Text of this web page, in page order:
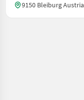
9150 Bleiburg Austria